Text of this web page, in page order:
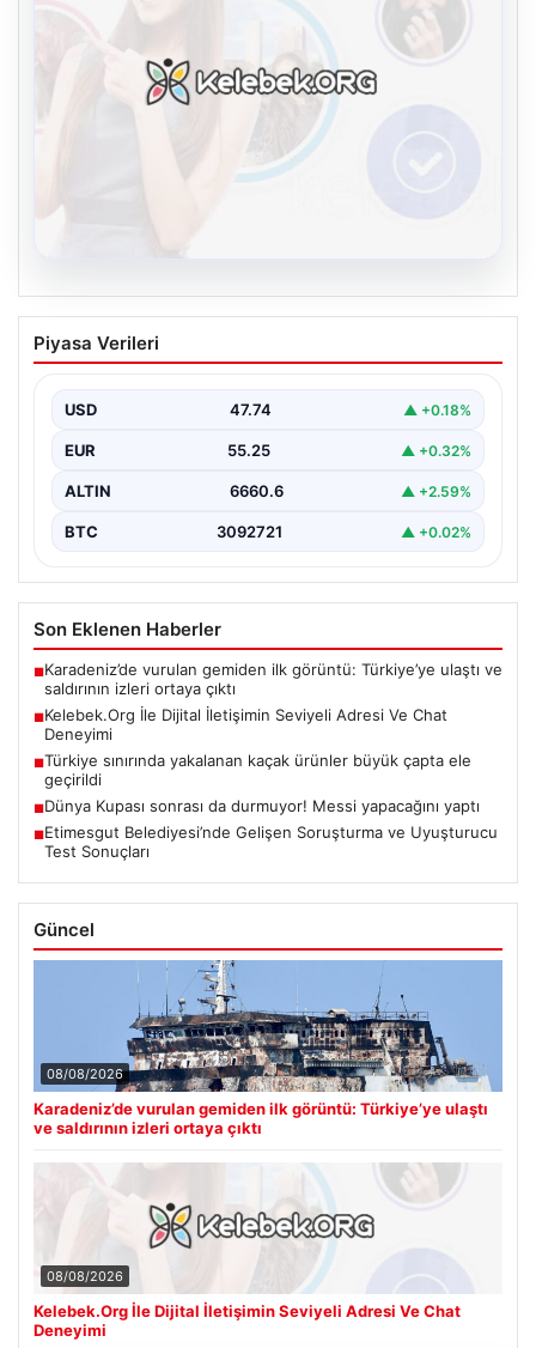
08.08.2026
Kelebek.Org İle Dijital İletişimin Seviyeli
Adresi Ve Chat Deneyimi
kurması ciddi bir önem taşımaktadır. Halen birçok…
Piyasa Verileri
USD 47.74 ▲ +0.18%
EUR 55.25 ▲ +0.32%
ALTIN 6660.6 ▲ +2.59%
BTC 3092721 ▲ +0.02%
Son Eklenen Haberler
■Karadeniz’de vurulan gemiden ilk görüntü: Türkiye’ye ulaştı ve
saldırının izleri ortaya çıktı
■Kelebek.Org İle Dijital İletişimin Seviyeli Adresi Ve Chat
Deneyimi
■Türkiye sınırında yakalanan kaçak ürünler büyük çapta ele
geçirildi
■Dünya Kupası sonrası da durmuyor! Messi yapacağını yaptı
■Etimesgut Belediyesi’nde Gelişen Soruşturma ve Uyuşturucu
Test Sonuçları
Güncel
08/08/2026
Karadeniz’de vurulan gemiden ilk görüntü: Türkiye’ye ulaştı
ve saldırının izleri ortaya çıktı
08/08/2026
Kelebek.Org İle Dijital İletişimin Seviyeli Adresi Ve Chat
Deneyimi